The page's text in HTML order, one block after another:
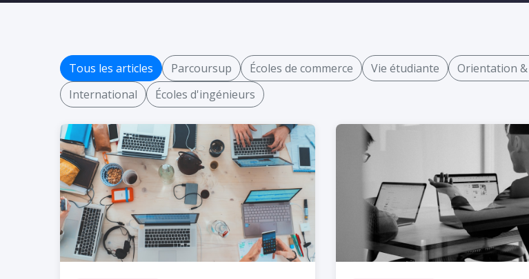
Tous les articles Parcoursup Écoles de commerce Vie étudiante Orientation
International
Écoles d'ingénieurs